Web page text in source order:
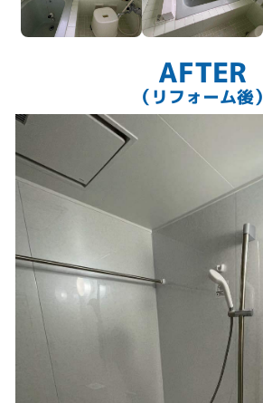
AFTER
（リフォーム後）